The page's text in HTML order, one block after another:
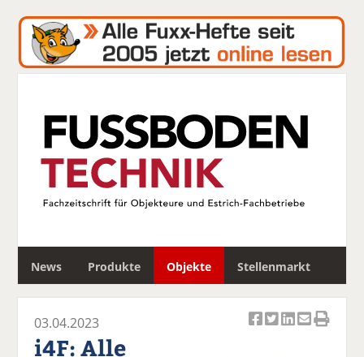
News Produkte Objekte Stellenmarkt
c
03.04.2023
i4F: Alle